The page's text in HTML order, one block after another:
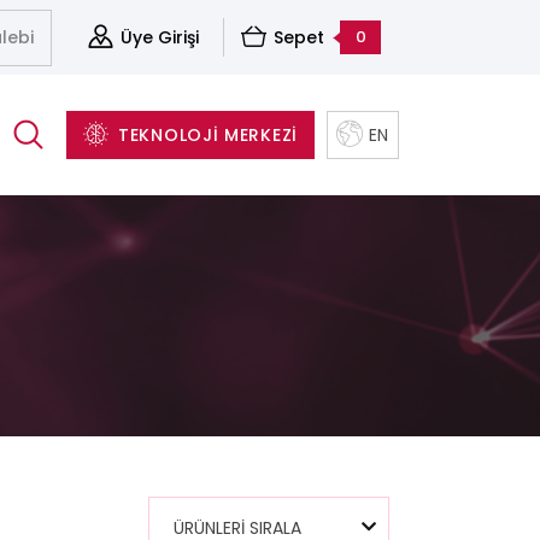
Üye Girişi Sepet 0
TEKNOLOJİ MERKEZİ EN
ÜRÜNLERİ SIRALA